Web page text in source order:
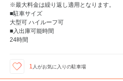
※最大料金は繰り返し適用となります。
■駐車サイズ
大型可 ハイルーフ可
■入出庫可能時間
24時間
1 人がお気に入りの駐車場